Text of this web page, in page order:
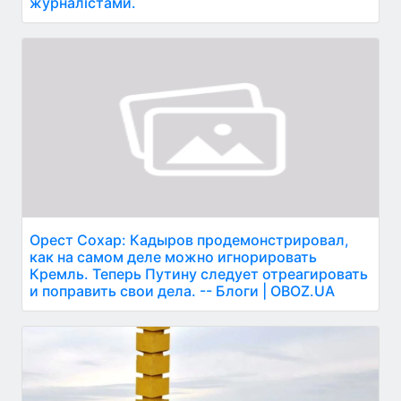
Орест Сохар: Кадыров продемонстрировал,
как на самом деле можно игнорировать
Кремль. Теперь Путину следует отреагировать
и поправить свои дела. -- Блоги | OBOZ.UA